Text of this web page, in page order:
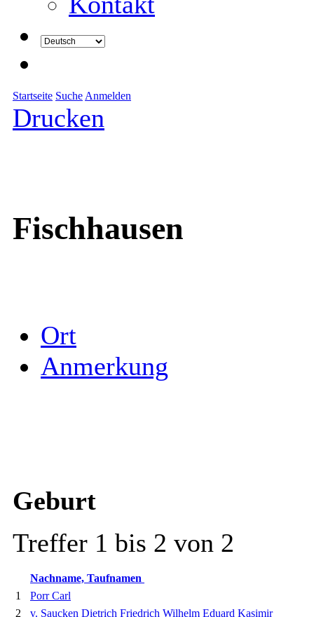
Startseite Suche Anmelden
Drucken
Fischhausen
Ort
Anmerkung
Geburt
Treffer 1 bis 2 von 2
Nachname, Taufnamen
1
Porr Carl
2
v. Saucken Dietrich Friedrich Wilhelm Eduard Kasimir